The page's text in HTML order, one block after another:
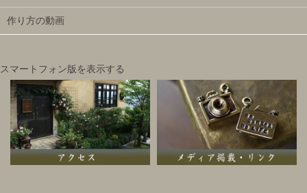
作り方の動画
スマートフォン版を表示する